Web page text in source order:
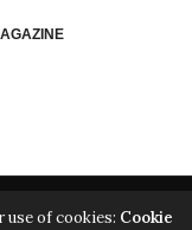
use of cookies: Cookie